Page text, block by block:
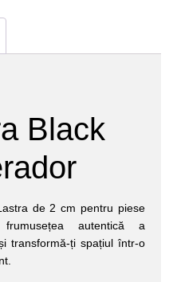
Black
de 2 cm pentru piese
frumusețea autentică a
transformă-ți spațiul într-o